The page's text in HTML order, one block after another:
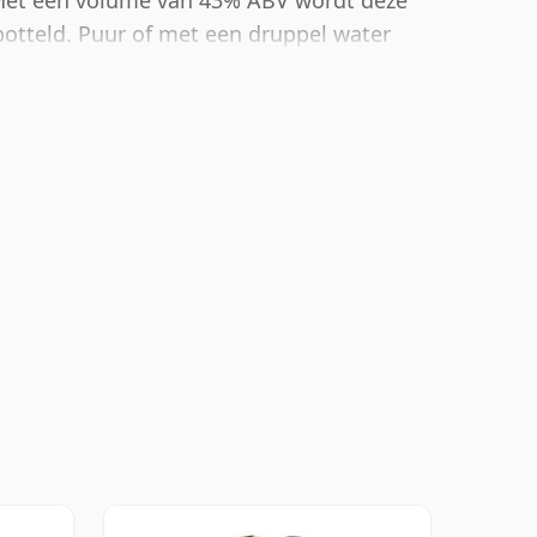
Puur of met een druppel water